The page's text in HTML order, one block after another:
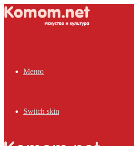
Меню
Switch skin